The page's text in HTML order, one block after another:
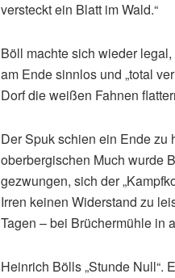
versteckt ein Blatt im Wald.“
Böll machte sich wieder
am Ende sinnlos und „total
Dorf die weißen Fahnen
Der Spuk schien ein Ende zu
oberbergischen Much wurde
gezwungen, sich der
Irren keinen Widerstand zu
Tagen – bei Brüchermühle in
Heinrich Bölls „Stunde Null“.